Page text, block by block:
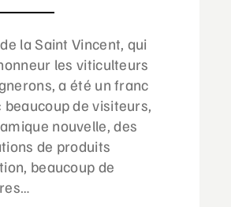
la Saint Vincent, qui
les viticulteurs
a été un franc
beaucoup de visiteurs,
nouvelle, des
de produits
beaucoup de